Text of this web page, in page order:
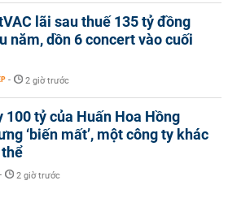
lãi sau thuế 135 tỷ đồng
năm, dồn 6 concert vào cuối
- 2 giờ trước
100 tỷ của Huấn Hoa Hồng
‘biến mất’, một công ty khác
- 2 giờ trước